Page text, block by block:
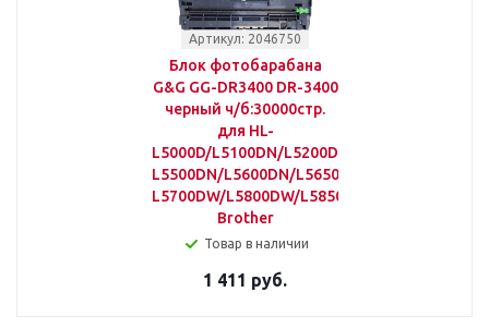
Артикул: 2046750
Блок фотобарабана
G&G GG-DR3400 DR-3400
черный ч/б:30000стр.
для HL-
L5000D/L5100DN/L5200DW/L5200DWT/
L5500DN/L5600DN/L5650DN;MFC-
L5700DW/L5800DW/L5850DW/L5900DW/
Brother
Товар в наличии
1 411 руб.